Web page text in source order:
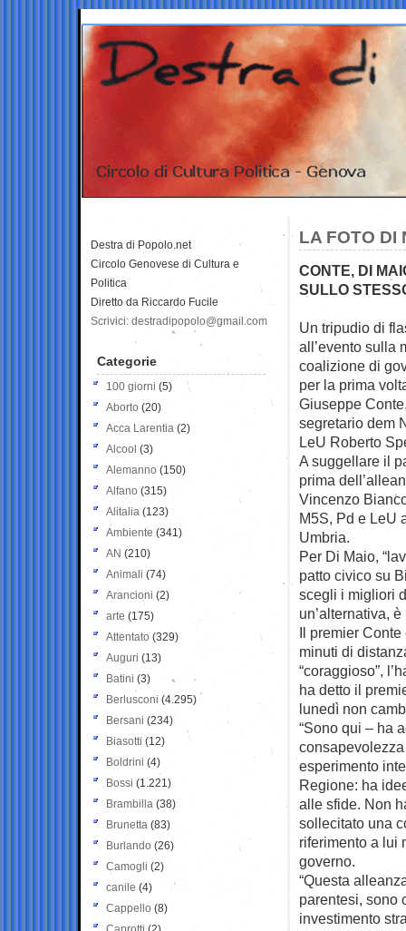
LA FOTO
CONTE, DI
SULLO
Un tripudio di
all’evento sulla
coalizione di
per la prima
Giuseppe
segretario dem
LeU Roberto
A suggellare il
prima
Vincenzo
M5S, Pd e LeU
Umbria.
Per Di Maio,
patto civico su
scegli i migliori
un’alternativa,
Il premier
minuti di
“coraggioso”,
ha detto il
lunedì non
“Sono qui – ha
esperimento
Regione: ha
alle sfide. Non
sollecitato una
riferimento a lui
governo.
“Questa
parentesi, sono
investimento
Destra di Popolo.net
Circolo Genovese di Cultura e
Politica
Diretto da Riccardo Fucile
Scrivici: destradipopolo@gmail.com
Categorie
100 giorni (5)
Aborto (20)
Acca Larentia (2)
Alcool (3)
Alemanno (150)
Alfano (315)
Alitalia (123)
Ambiente (341)
AN (210)
Animali (74)
Arancioni (2)
arte (175)
Attentato (329)
Auguri (13)
Batini (3)
Berlusconi (4.295)
Bersani (234)
Biasotti (12)
Boldrini (4)
Bossi (1.221)
Brambilla (38)
Brunetta (83)
Burlando (26)
Camogli (2)
canile (4)
Cappello (8)